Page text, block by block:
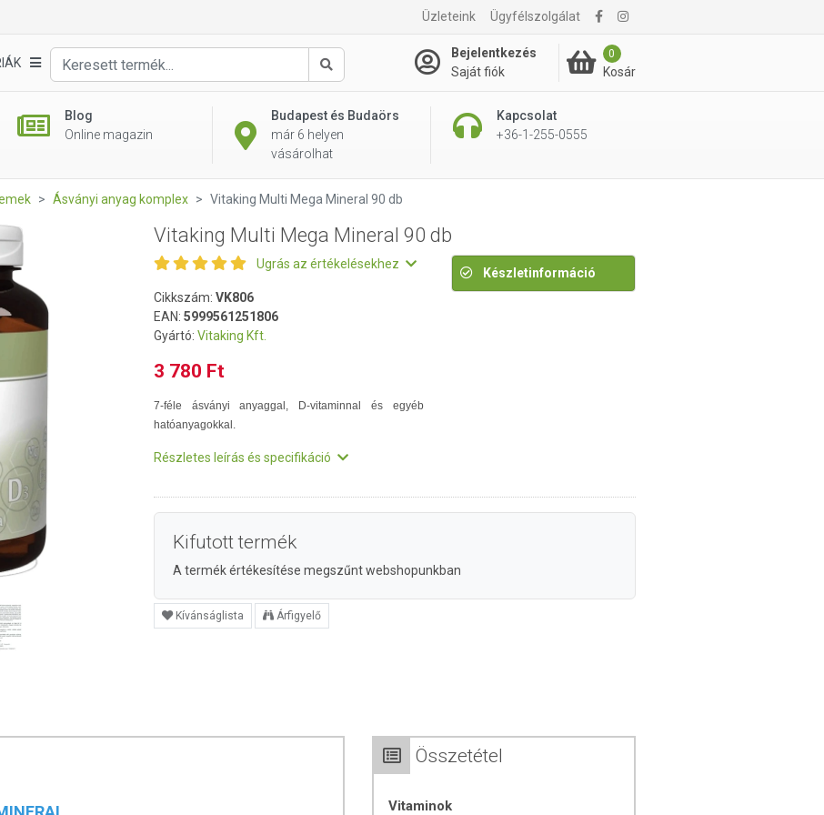
Üzleteink Ügyfélszolgálat
Keresés
Bejelentkezés
Saját fiók
0
Kosár
Blog
Online magazin
Budapest és Budaörs
már 6 helyen
vásárolhat
Kapcsolat
+36-1-255-0555
3 780 Ft
Ásványi anyag komplex Vitaking Multi Mega Mineral 90 db
Vitaking Multi Mega Mineral 90 db
Ugrás az értékelésekhez
Cikkszám: VK806
EAN: 5999561251806
Gyártó: Vitaking Kft.
3 780 Ft
7-féle ásványi anyaggal, D-vitaminnal és egyéb
hatóanyagokkal.
Részletes leírás és specifikáció
Készletinformáció
Kifutott termék
A termék értékesítése megszűnt webshopunkban
Kívánságlista Árfigyelő
Összetétel
Vitaminok